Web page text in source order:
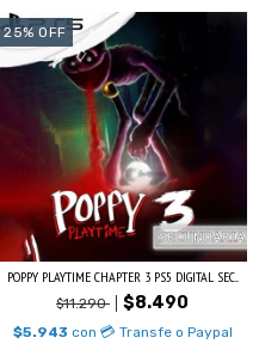
25% OFF
POPPY PLAYTIME CHAPTER 3 PS5 DIGITAL SEC...
$11.290 $8.490
$5.943 con 💳 Transfe o Paypal